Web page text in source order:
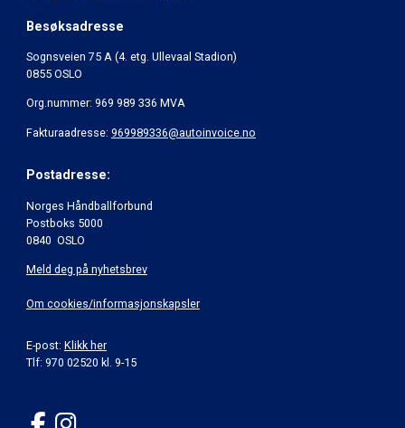
Besøksadresse
Sognsveien 75 A (4. etg. Ullevaal Stadion)
0855 OSLO
Org.nummer: 969 989 336 MVA
Fakturaadresse: 969989336@autoinvoice.no
Postadresse:
Norges Håndballforbund
Postboks 5000
0840 OSLO
Meld deg på nyhetsbrev
Om cookies/informasjonskapsler
E-post: Klikk her
Tlf: 970 02520 kl. 9-15